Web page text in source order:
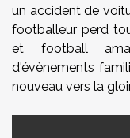
un accident de
footballeur perd
et football
d'évènements
nouveau vers la